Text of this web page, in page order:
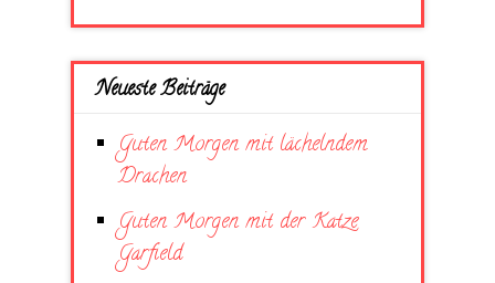
Neueste Beiträge
Guten Morgen mit lächelndem
Drachen
Guten Morgen mit der Katze
Garfield